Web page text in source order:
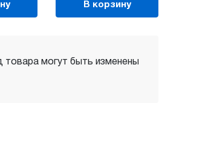
В корзину
товара могут быть изменены